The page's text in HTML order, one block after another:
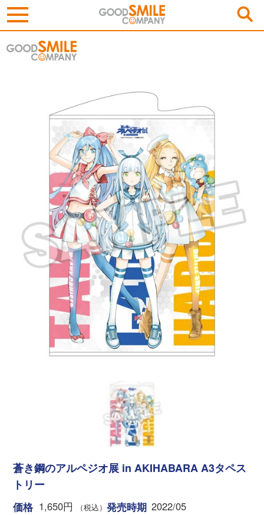
蒼き鋼のアルペジオ展 in AKIHABARA A3タペス
トリー
価格 1,650円 （税込） 発売時期 2022/05